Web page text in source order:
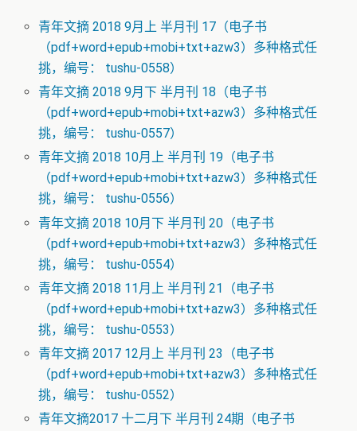
青年文摘 2018 9月上 半月刊 17（电子书
（pdf+word+epub+mobi+txt+azw3）多种格式任
挑，编号： tushu-0558）
青年文摘 2018 9月下 半月刊 18（电子书
（pdf+word+epub+mobi+txt+azw3）多种格式任
挑，编号： tushu-0557）
青年文摘 2018 10月上 半月刊 19（电子书
（pdf+word+epub+mobi+txt+azw3）多种格式任
挑，编号： tushu-0556）
青年文摘 2018 10月下 半月刊 20（电子书
（pdf+word+epub+mobi+txt+azw3）多种格式任
挑，编号： tushu-0554）
青年文摘 2018 11月上 半月刊 21（电子书
（pdf+word+epub+mobi+txt+azw3）多种格式任
挑，编号： tushu-0553）
青年文摘 2017 12月上 半月刊 23（电子书
（pdf+word+epub+mobi+txt+azw3）多种格式任
挑，编号： tushu-0552）
青年文摘2017 十二月下 半月刊 24期（电子书